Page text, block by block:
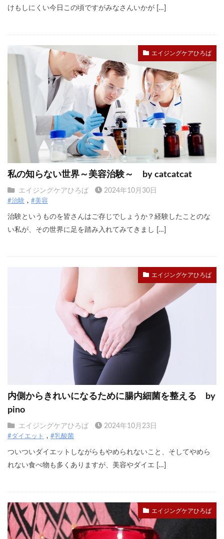
けもしにくい今日この頃ですがみなさんいかが […]
エイジングケアひろば
私の知らない世界～美容治験～ by catcatcat
エイジングケアひろば 2024年10月30日
#治験 #美容
治験というものを皆さんはご存じでしょうか？経験したことのな
い私が、その世界に足を踏み入れてみてきまし […]
エイジングケアひろば
内側からきれいになるために腸内細菌を整える by
pino
エイジングケアひろば 2024年10月23日
#ダイエット #乳酸菌
ついついダイエットしながらもやめられないこと、そしてやめら
れない食べ物も多くありますが、美容やダイエ […]
エイジングケアひろば